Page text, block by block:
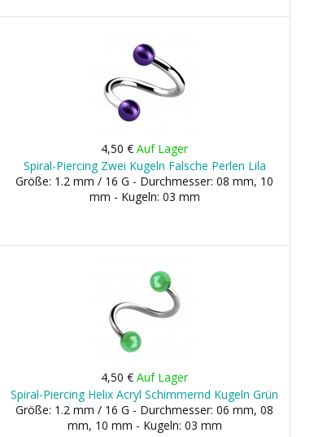
4,50 €Auf Lager
Spiral-Piercing Zwei Kugeln Falsche Perlen Lila
Größe: 1.2 mm / 16 G - Durchmesser: 08 mm, 10
mm - Kugeln: 03 mm
4,50 €Auf Lager
Spiral-Piercing Helix Acryl Schimmernd Kugeln Grün
Größe: 1.2 mm / 16 G - Durchmesser: 06 mm, 08
mm, 10 mm - Kugeln: 03 mm